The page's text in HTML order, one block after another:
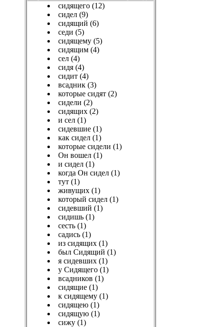
сидящего (12)
сидел (9)
сидящий (6)
седи (5)
сидящему (5)
сидящим (4)
сел (4)
сидя (4)
сидит (4)
всадник (3)
которые сидят (2)
сидели (2)
сидящих (2)
и сел (1)
сидевшие (1)
как сидел (1)
которые сидели (1)
Он вошел (1)
и сидел (1)
когда Он сидел (1)
тут (1)
живущих (1)
который сидел (1)
сидевший (1)
сидишь (1)
сесть (1)
садись (1)
из сидящих (1)
был Сидящий (1)
я сидевших (1)
у Сидящего (1)
всадников (1)
сидящие (1)
к сидящему (1)
сидящею (1)
сидящую (1)
сижу (1)